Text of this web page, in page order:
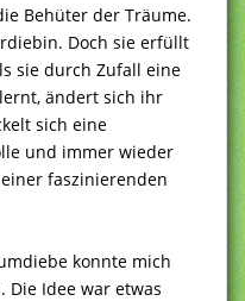
Behüter der Träume.
Doch sie erfüllt
sie durch Zufall eine
ändert sich ihr
sich eine
und immer wieder
faszinierenden
konnte mich
Die Idee war etwas